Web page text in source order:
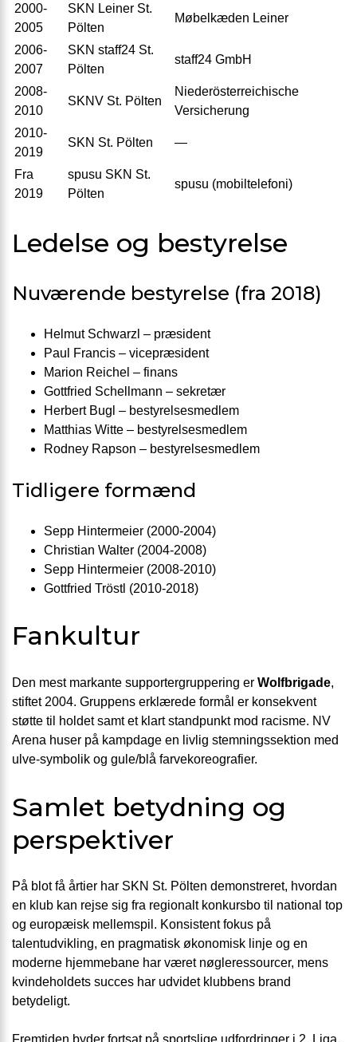
2000-
2005
SKN Leiner St.
Pölten
Møbelkæden Leiner
2006-
2007
SKN staff24 St.
Pölten
staff24 GmbH
2008-
2010
SKNV St. Pölten
Niederösterreichische
Versicherung
2010-
2019
SKN St. Pölten —
Fra
2019
spusu SKN St.
Pölten
spusu (mobiltelefoni)
Ledelse og bestyrelse
Nuværende bestyrelse (fra 2018)
Helmut Schwarzl – præsident
Paul Francis – vicepræsident
Marion Reichel – finans
Gottfried Schellmann – sekretær
Herbert Bugl – bestyrelsesmedlem
Matthias Witte – bestyrelsesmedlem
Rodney Rapson – bestyrelsesmedlem
Tidligere formænd
Sepp Hintermeier (2000-2004)
Christian Walter (2004-2008)
Sepp Hintermeier (2008-2010)
Gottfried Tröstl (2010-2018)
Fankultur
Den mest markante supportergruppering er Wolfbrigade,
stiftet 2004. Gruppens erklærede formål er konsekvent
støtte til holdet samt et klart standpunkt mod racisme. NV
Arena huser på kampdage en livlig stemningssektion med
ulve-symbolik og gule/blå farvekoreografier.
Samlet betydning og
perspektiver
På blot få årtier har SKN St. Pölten demonstreret, hvordan
en klub kan rejse sig fra regionalt konkursbo til national top
og europæisk mellemspil. Konsistent fokus på
talentudvikling, en pragmatisk økonomisk linje og en
moderne hjemmebane har været nøgleressourcer, mens
kvindeholdets succes har udvidet klubbens brand
betydeligt.
Fremtiden byder fortsat på sportslige udfordringer i 2. Liga,